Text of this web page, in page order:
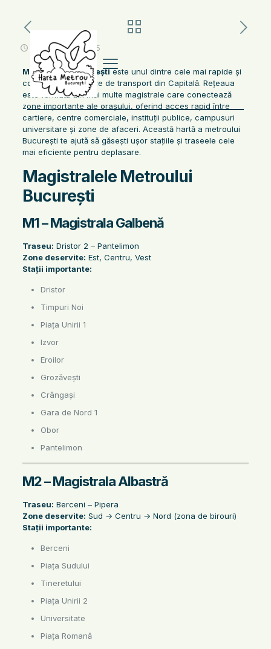
noiembrie 11, 2025
Metroul din Bucureștieste unul dintre cele mai rapide și
convenabile mijloace de transport din Capitală. Rețeaua
este formată din mai multe magistrale care conectează
zone importante ale orașului, oferind acces rapid între
cartiere, centre comerciale, instituții publice, campusuri
universitare și zone de afaceri. Această hartă a metroului
București te ajută să găsești ușor stațiile și traseele cele
mai eficiente pentru deplasare.
Magistralele Metroului
București
M1 – Magistrala Galbenă
Traseu: Dristor 2 – Pantelimon
Zone deservite: Est, Centru, Vest
Stații importante:
Dristor
Timpuri Noi
Piața Unirii 1
Izvor
Eroilor
Grozăvești
Crângași
Gara de Nord 1
Obor
Pantelimon
M2 – Magistrala Albastră
Traseu: Berceni – Pipera
Zone deservite: Sud → Centru → Nord (zona de birouri)
Stații importante:
Berceni
Piața Sudului
Tineretului
Piața Unirii 2
Universitate
Piața Romană